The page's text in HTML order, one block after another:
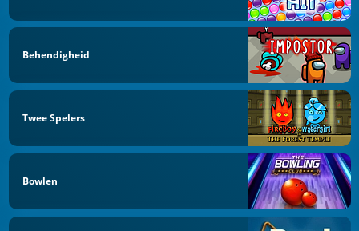
Behendigheid
Twee Spelers
Bowlen